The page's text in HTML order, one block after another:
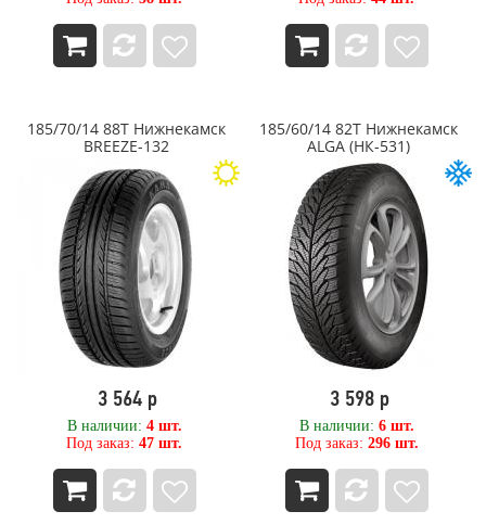
SONIX
SPARE TIRE
STARMAXX
SWT
Tercelo
Tianli
Tigar
Titan
TopTrust
TORERO
Torero (Matador)
Tornado
Tornado (Advance Holdings)
TORQUE
Total Trust
TOURADOR
Toyo
TRACMAX
Trelleborg
185/70/14 88T Нижнекамск
BREEZE-132
3 564 р
В наличии: 4 шт.
Под заказ:47 шт.
185/60/14 82T Нижнекамск
ALGA (НК-531)
3 598 р
В наличии: 6 шт.
Под заказ: 296 шт.